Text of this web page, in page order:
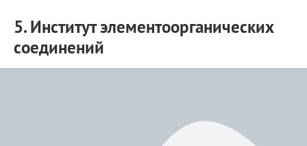
5. Институт элементоорганических
соединений